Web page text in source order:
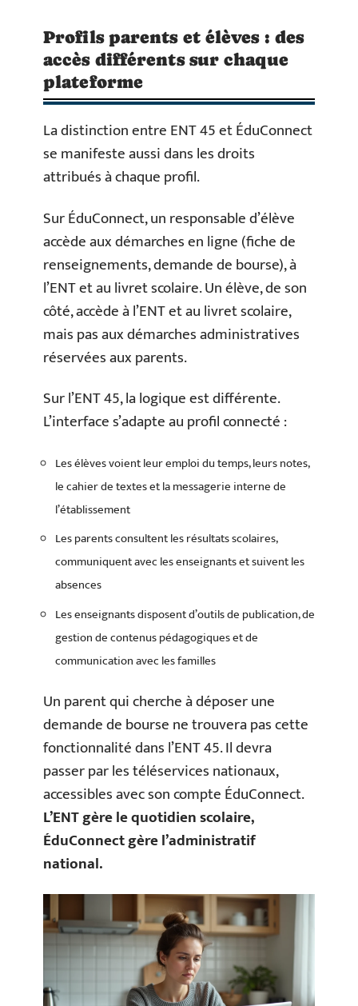
Profils parents et élèves : des
accès différents sur chaque
plateforme
La distinction entre ENT 45 et ÉduConnect
se manifeste aussi dans les droits
attribués à chaque profil.
Sur ÉduConnect, un responsable d’élève
accède aux démarches en ligne (fiche de
renseignements, demande de bourse), à
l’ENT et au livret scolaire. Un élève, de son
côté, accède à l’ENT et au livret scolaire,
mais pas aux démarches administratives
réservées aux parents.
Sur l’ENT 45, la logique est différente.
L’interface s’adapte au profil connecté :
Les élèves voient leur emploi du temps, leurs notes,
le cahier de textes et la messagerie interne de
l’établissement
Les parents consultent les résultats scolaires,
communiquent avec les enseignants et suivent les
absences
Les enseignants disposent d’outils de publication, de
gestion de contenus pédagogiques et de
communication avec les familles
Un parent qui cherche à déposer une
demande de bourse ne trouvera pas cette
fonctionnalité dans l’ENT 45. Il devra
passer par les téléservices nationaux,
accessibles avec son compte ÉduConnect.
L’ENT gère le quotidien scolaire,
ÉduConnect gère l’administratif
national.